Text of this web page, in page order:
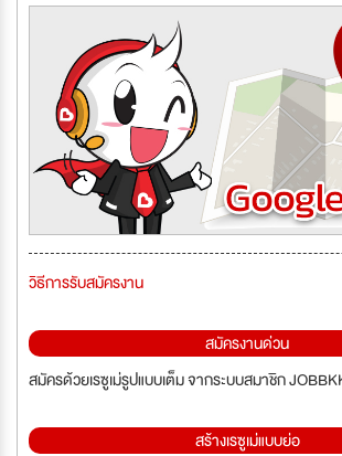
วิธีการรับสมัครงาน
สมัครงานด่วน
สมัครด้วยเรซูเม่รูปแบบเต็ม จากระบบสมาชิก
สร้างเรซูเม่แบบย่อ